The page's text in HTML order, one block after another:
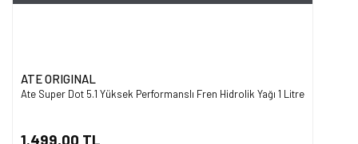
ATE ORIGINAL
Ate Super Dot 5.1 Yüksek Performanslı Fren Hidrolik Yağı 1 Litre
1.499,00 TL